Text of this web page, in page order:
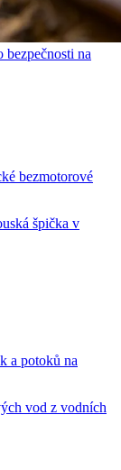
na
bezmotorové
špička v
a potoků na
vod z vodních